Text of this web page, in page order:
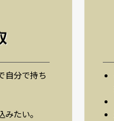
自分で持ち
たい。